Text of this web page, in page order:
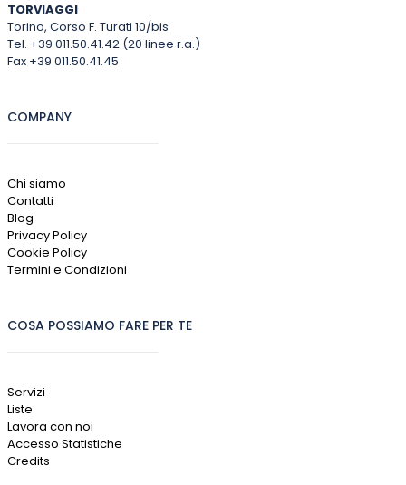
TORVIAGGI
Torino, Corso F. Turati 10/bis
Tel. +39 011.50.41.42 (20 linee r.a.)
Fax +39 011.50.41.45
COMPANY
Chi siamo
Contatti
Blog
Privacy Policy
Cookie Policy
Termini e Condizioni
COSA POSSIAMO FARE PER TE
Servizi
Liste
Lavora con noi
Accesso Statistiche
Credits